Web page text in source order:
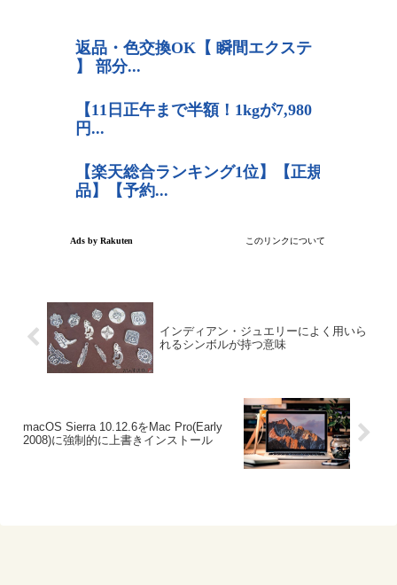
インディアン・ジュエリーによく用いら
れるシンボルが持つ意味
macOS Sierra 10.12.6をMac Pro(Early
2008)に強制的に上書きインストール